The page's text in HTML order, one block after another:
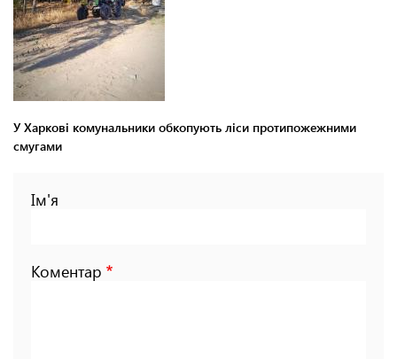
У Харкові комунальники обкопують ліси протипожежними
смугами
Ім'я
Коментар